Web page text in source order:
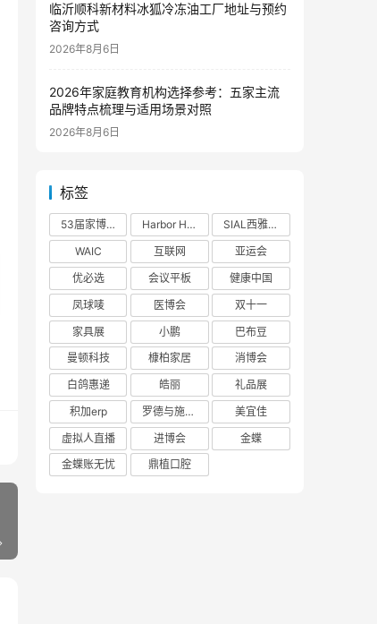
临沂顺科新材料冰狐冷冻油工厂地址与预约
咨询方式
2026年8月6日
2026年家庭教育机构选择参考：五家主流
品牌特点梳理与适用场景对照
2026年8月6日
标签
53届家博会 Harbor House
SIAL西雅展
WAIC
互联网
亚运会
优必选
会议平板
健康中国
凤球唛
医博会
双十一
家具展
小鹏
巴布豆
曼顿科技
槺柏家居
消博会
白鸽惠递
皓丽
礼品展
积加erp
罗德与施瓦茨
美宜佳
虚拟人直播
进博会
金蝶
金蝶账无忧
鼎植口腔